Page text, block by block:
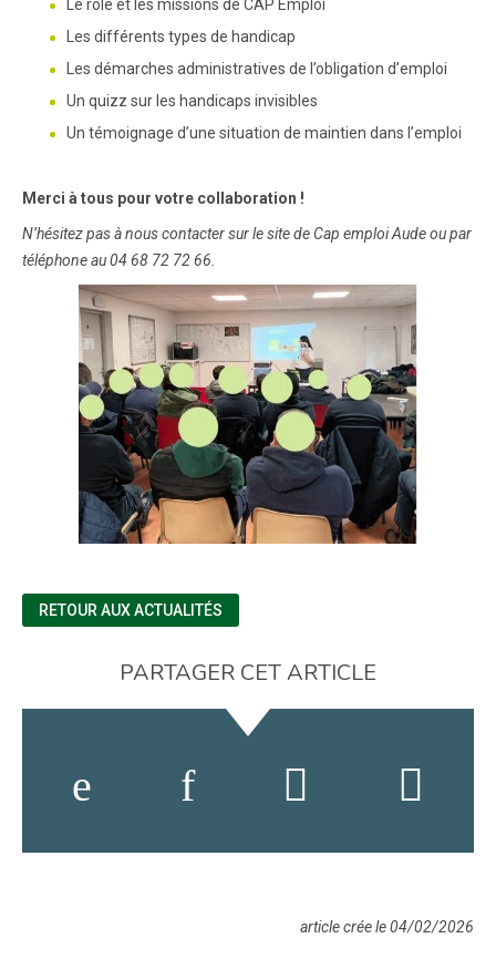
Le rôle et les missions de CAP Emploi
Les différents types de handicap
Les démarches administratives de l’obligation d’emploi
Un quizz sur les handicaps invisibles
Un témoignage d’une situation de maintien dans l’emploi
Merci à tous pour votre collaboration !
N’hésitez pas à nous contacter sur le site de Cap emploi Aude ou par
téléphone au 04 68 72 72 66.
RETOUR AUX ACTUALITÉS
PARTAGER CET ARTICLE
article crée le 04/02/2026